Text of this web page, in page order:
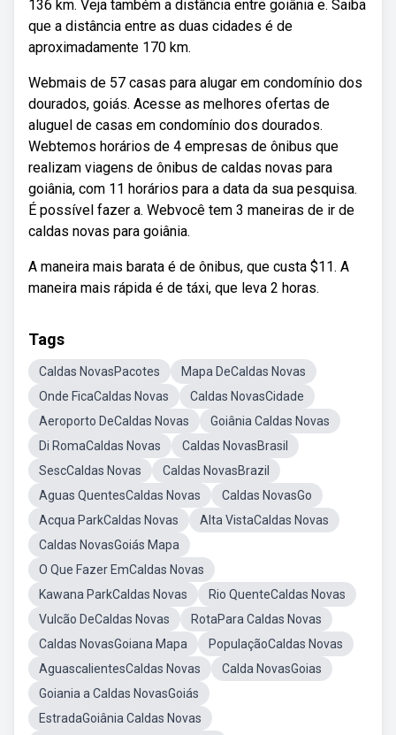
136 km. Veja também a distância entre goiânia e. Saiba
que a distância entre as duas cidades é de
aproximadamente 170 km.
Webmais de 57 casas para alugar em condomínio dos
dourados, goiás. Acesse as melhores ofertas de
aluguel de casas em condomínio dos dourados.
Webtemos horários de 4 empresas de ônibus que
realizam viagens de ônibus de caldas novas para
goiânia, com 11 horários para a data da sua pesquisa.
É possível fazer a. Webvocê tem 3 maneiras de ir de
caldas novas para goiânia.
A maneira mais barata é de ônibus, que custa $11. A
maneira mais rápida é de táxi, que leva 2 horas.
Tags
Caldas NovasPacotes
Mapa DeCaldas Novas
Onde FicaCaldas Novas
Caldas NovasCidade
Aeroporto DeCaldas Novas
Goiânia Caldas Novas
Di RomaCaldas Novas
Caldas NovasBrasil
SescCaldas Novas
Caldas NovasBrazil
Aguas QuentesCaldas Novas
Caldas NovasGo
Acqua ParkCaldas Novas
Alta VistaCaldas Novas
Caldas NovasGoiás Mapa
O Que Fazer EmCaldas Novas
Kawana ParkCaldas Novas
Rio QuenteCaldas Novas
Vulcão DeCaldas Novas
RotaPara Caldas Novas
Caldas NovasGoiana Mapa
PopulaçãoCaldas Novas
AguascalientesCaldas Novas
Calda NovasGoias
Goiania a Caldas NovasGoiás
EstradaGoiânia Caldas Novas